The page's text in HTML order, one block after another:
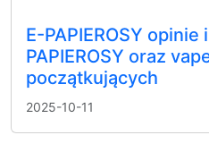
E-PAPIEROSY
PAPIEROSY oraz
początkujących
2025-10-11